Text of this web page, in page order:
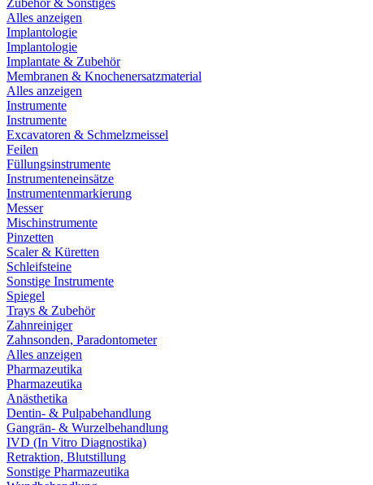
Zubehör & Sonstiges
Alles anzeigen
Implantologie
Implantologie
Implantate & Zubehör
Membranen & Knochenersatzmaterial
Alles anzeigen
Instrumente
Instrumente
Excavatoren & Schmelzmeissel
Feilen
Füllungsinstrumente
Instrumenteneinsätze
Instrumentenmarkierung
Messer
Mischinstrumente
Pinzetten
Scaler & Küretten
Schleifsteine
Sonstige Instrumente
Spiegel
Trays & Zubehör
Zahnreiniger
Zahnsonden, Paradontometer
Alles anzeigen
Pharmazeutika
Pharmazeutika
Anästhetika
Dentin- & Pulpabehandlung
Gangrän- & Wurzelbehandlung
IVD (In Vitro Diagnostika)
Retraktion, Blutstillung
Sonstige Pharmazeutika